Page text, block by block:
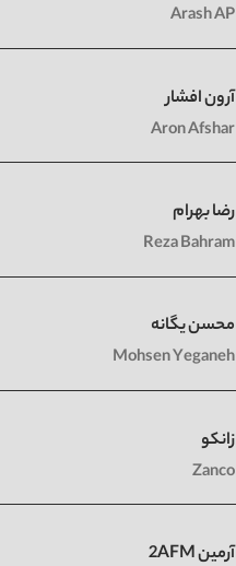
Arash AP
آرون افشار
Aron Afshar
رضا بهرام
Reza Bahram
محسن یگانه
Mohsen Yeganeh
زانکو
Zanco
آرمین 2AFM